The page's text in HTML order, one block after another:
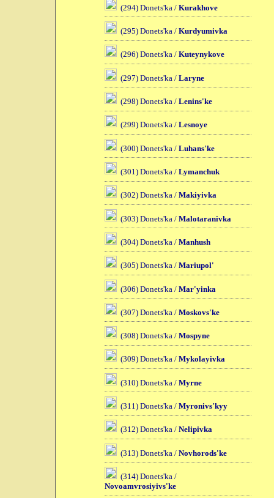
(294) Donets'ka / Kurakhove
(295) Donets'ka / Kurdyumivka
(296) Donets'ka / Kuteynykove
(297) Donets'ka / Laryne
(298) Donets'ka / Lenins'ke
(299) Donets'ka / Lesnoye
(300) Donets'ka / Luhans'ke
(301) Donets'ka / Lymanchuk
(302) Donets'ka / Makiyivka
(303) Donets'ka / Malotaranivka
(304) Donets'ka / Manhush
(305) Donets'ka / Mariupol'
(306) Donets'ka / Mar'yinka
(307) Donets'ka / Moskovs'ke
(308) Donets'ka / Mospyne
(309) Donets'ka / Mykolayivka
(310) Donets'ka / Myrne
(311) Donets'ka / Myronivs'kyy
(312) Donets'ka / Nelipivka
(313) Donets'ka / Novhorods'ke
(314) Donets'ka /
Novoamvrosiyivs'ke